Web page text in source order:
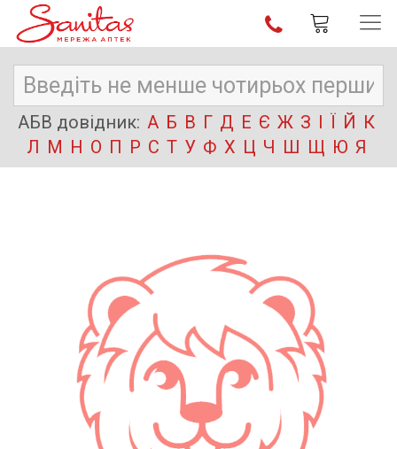
АБВ довідник: А Б В Г Д Е Є Ж З І Ї Й К
Л М Н О П Р С Т У Ф Х Ц Ч Ш Щ Ю Я